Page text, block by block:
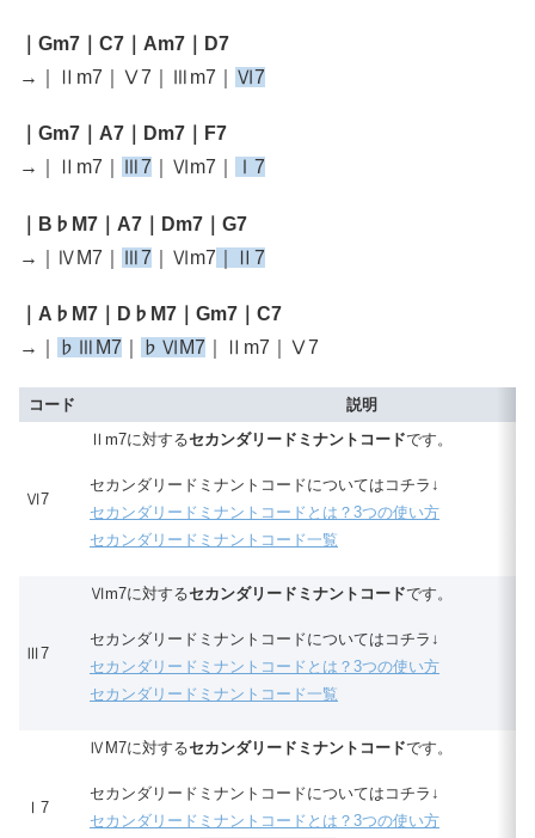
｜Gm7｜C7｜Am7｜D7
→｜Ⅱm7｜Ⅴ7｜Ⅲm7｜
Ⅵ7
｜Gm7｜A7｜Dm7｜F7
→｜Ⅱm7｜
Ⅲ7 ｜Ⅵm7｜ Ⅰ7
｜B♭M7｜A7｜Dm7｜G7
→｜ⅣM7｜
Ⅲ7 ｜Ⅵm7 ｜Ⅱ7
｜A♭M7｜D♭M7｜Gm7｜C7
→｜
♭ⅢM7 ♭ⅥM7 ｜Ⅱm7｜Ⅴ7
コード 説明
Ⅵ7
Ⅱm7に対するセカンダリードミナントコードです。
セカンダリードミナントコードについてはコチラ↓
セカンダリードミナントコードとは？3つの使い方
セカンダリードミナントコード一覧
Ⅲ7
Ⅵm7に対するセカンダリードミナントコードです。
セカンダリードミナントコードについてはコチラ↓
セカンダリードミナントコードとは？3つの使い方
セカンダリードミナントコード一覧
Ⅰ7
ⅣM7に対するセカンダリードミナントコードです。
セカンダリードミナントコードについてはコチラ↓
セカンダリードミナントコードとは？3つの使い方